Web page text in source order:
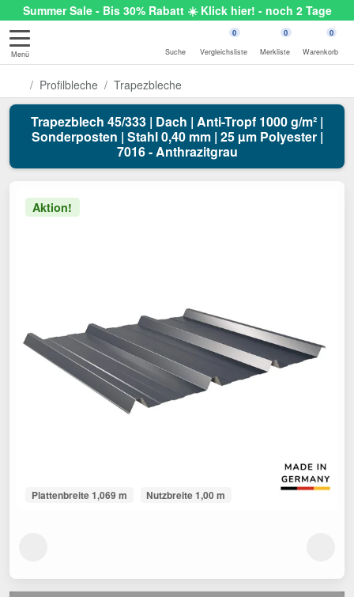
Summer Sale - Bis 30% Rabatt ☀️ Klick hier! - noch 2 Tage
Menü Suche
0
Vergleichsliste
0
Merkliste
0
Warenkorb
Profilbleche Trapezbleche
Trapezblech 45/333 | Dach | Anti-Tropf 1000 g/m² |
Sonderposten | Stahl 0,40 mm | 25 µm Polyester |
7016 - Anthrazitgrau
Aktion!
Plattenbreite 1,069 m Nutzbreite 1,00 m